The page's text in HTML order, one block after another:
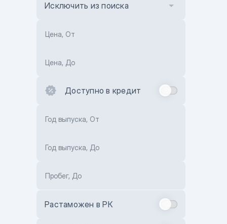
Исключить из поиска
Цена, От
Цена, До
Доступно в кредит
Год выпуска, От
Год выпуска, До
Пробег, До
Растаможен в РК